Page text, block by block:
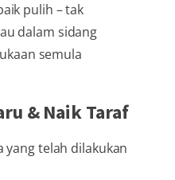
pulih – tak
dalam sidang
semula
& Naik Taraf
telah dilakukan